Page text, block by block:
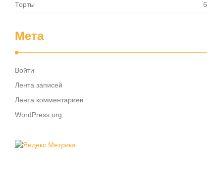
Торты
6
Мета
Войти
Лента записей
Лента комментариев
WordPress.org